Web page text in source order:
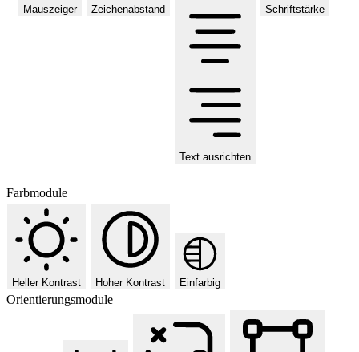
Mauszeiger Zeichenabstand
Text ausrichten
Schriftstärke
Farbmodule
Heller Kontrast Hoher Kontrast Einfarbig
Orientierungsmodule